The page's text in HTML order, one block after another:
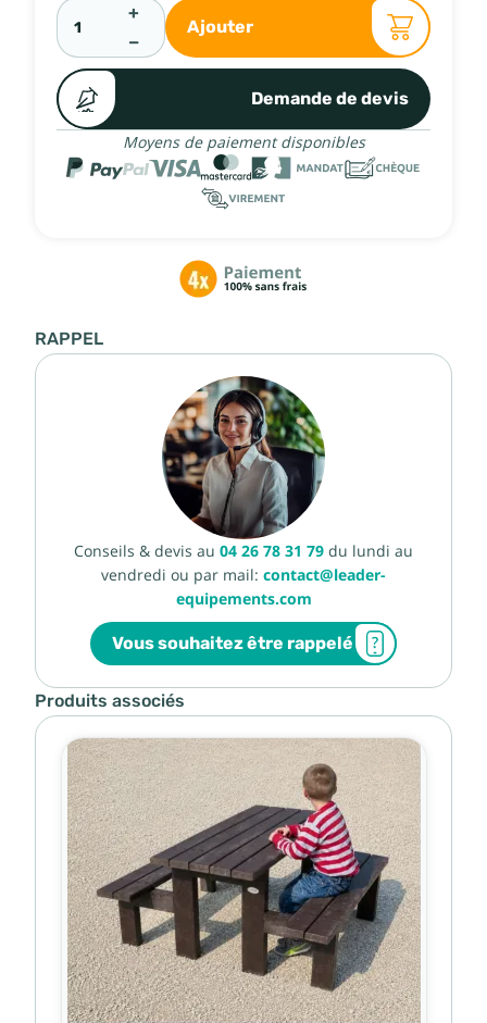
+
−
Ajouter
Demande de devis
Moyens de paiement disponibles
RAPPEL
Conseils & devis au 04 26 78 31 79 du lundi au
vendredi ou par mail: contact@leader-
equipements.com
Vous souhaitez être rappelé
Produits associés